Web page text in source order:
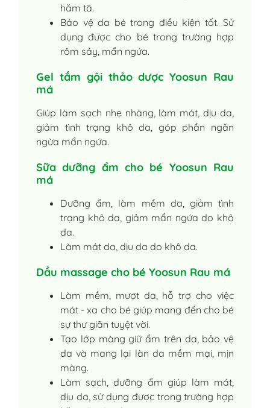
hăm tã.
Bảo vệ da bé trong điều kiện tốt. Sử
dụng được cho bé trong trường hợp
rôm sảy, mẩn ngứa.
Gel tắm gội thảo dược Yoosun Rau
má
Giúp làm sạch nhẹ nhàng, làm mát, dịu da,
giảm tình trạng khô da, góp phần ngăn
ngừa mẩn ngứa.
Sữa dưỡng ẩm cho bé Yoosun Rau
má
Dưỡng ẩm, làm mềm da, giảm tình
trạng khô da, giảm mẩn ngứa do khô
da.
Làm mát da, dịu da do khô da.
Dầu massage cho bé Yoosun Rau má
Làm mềm, mượt da, hỗ trợ cho việc
mát - xa cho bé giúp mang đến cho bé
sự thư giãn tuyệt vời.
Tạo lớp màng giữ ẩm trên da, bảo vệ
da và mang lại làn da mềm mại, mịn
màng.
Làm sạch, dưỡng ẩm giúp làm mát,
dịu da, sử dụng được trong trường hợp